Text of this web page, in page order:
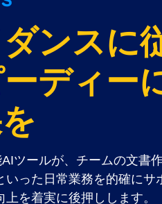
ンスに
ディー
ツールが、チームの文書
いった日常業務を的確にサ
上を着実に後押しします。